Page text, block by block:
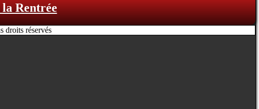
Rentrée
droits réservés